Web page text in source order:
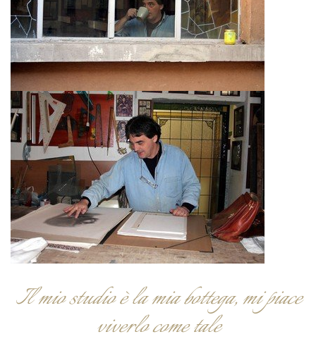
Il mio studio è la mia bottega, mi piace
viverlo come tale